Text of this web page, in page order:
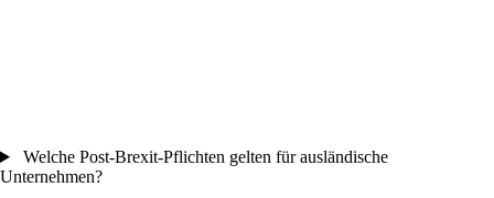
Welche Post-Brexit-Pflichten gelten für ausländische
Unternehmen?